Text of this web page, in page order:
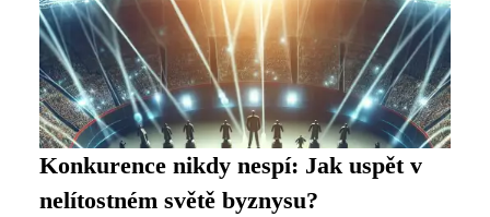
Konkurence nikdy nespí: Jak uspět v
nelítostném světě byznysu?